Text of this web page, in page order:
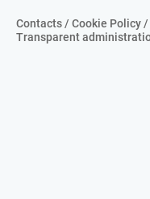
Contacts/ Cookie Policy/
Transparent